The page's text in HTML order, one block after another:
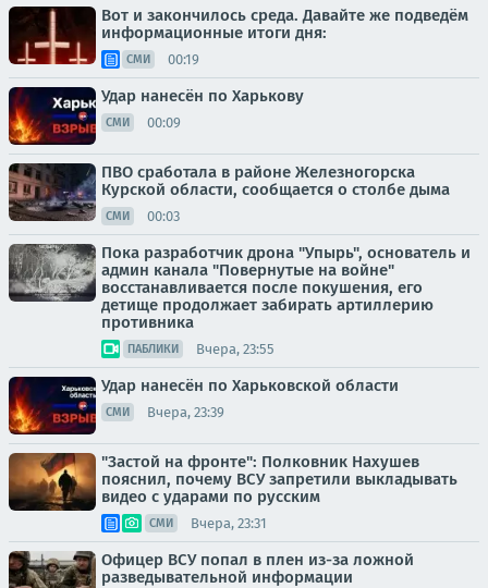
Вот и закончилось среда. Давайте же подведём
информационные итоги дня:
СМИ 00:19
Удар нанесён по Харькову
СМИ 00:09
ПВО сработала в районе Железногорска
Курской области, сообщается о столбе дыма
СМИ 00:03
Пока разработчик дрона "Упырь", основатель и
админ канала "Повернутые на войне"
восстанавливается после покушения, его
детище продолжает забирать артиллерию
противника
ПАБЛИКИ Вчера, 23:55
Удар нанесён по Харьковской области
СМИ Вчера, 23:39
"Застой на фронте": Полковник Нахушев
пояснил, почему ВСУ запретили выкладывать
видео с ударами по русским
СМИ Вчера, 23:31
Офицер ВСУ попал в плен из-за ложной
разведывательной информации